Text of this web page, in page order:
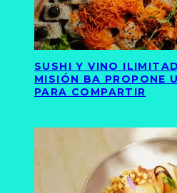
SUSHI Y VINO
MISIÓN BA PROPONE
PARA COMPARTIR